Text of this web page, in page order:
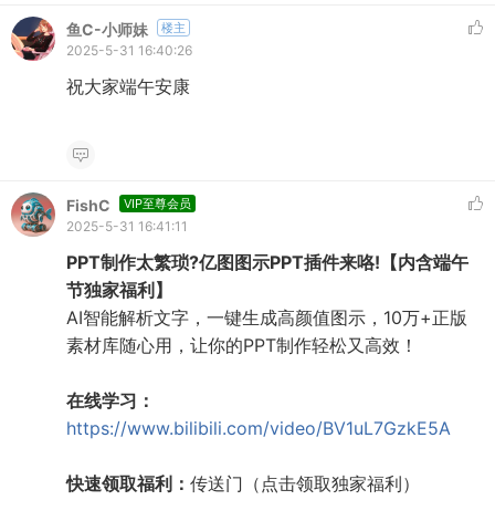
鱼C-小师妹 楼主
2025-5-31 16:40:26
祝大家端午安康
FishC VIP至尊会员
2025-5-31 16:41:11
PPT制作太繁琐?亿图图示PPT插件来咯!【内含端午
节独家福利】
AI智能解析文字，一键生成高颜值图示，10万+正版
素材库随心用，让你的PPT制作轻松又高效！
在线学习：
https://www.bilibili.com/video/BV1uL7GzkE5A
快速领取福利： 传送门（点击领取独家福利）